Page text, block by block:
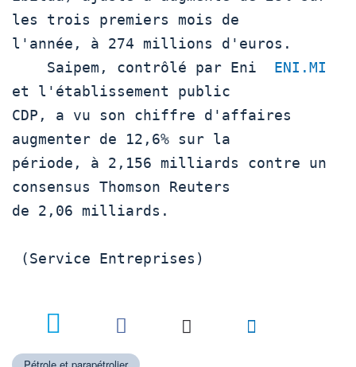
les trois premiers mois de
l'année, à 274 millions d'euros.
    Saipem, contrôlé par Eni
ENI.MI
et l'établissement public
CDP, a vu son chiffre d'affaires
augmenter de 12,6% sur la
période, à 2,156 milliards contre un
consensus Thomson Reuters
de 2,06 milliards.